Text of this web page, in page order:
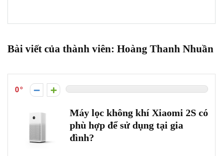
Bài viết của thành viên: Hoàng Thanh Nhuần
0
Máy lọc không khí Xiaomi 2S có
phù hợp để sử dụng tại gia
đình?